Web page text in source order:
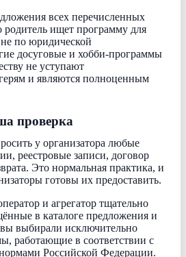
всех перечисленных
родитель ищет программу для
не по юридической
досуговые и хобби-программы
не уступают
и являются полноценным
проверка
у организатора любые
реестровые записи, договор
Это нормальная практика, и
готовы их предоставить.
и агрегатор тщательно
в каталоге предложения и
выбирали исключительно
работающие в соответствии с
Российской Федерации.